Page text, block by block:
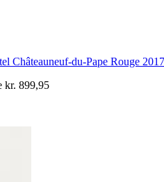
Châteauneuf-du-Pape Rouge 2017
kr. 899,95